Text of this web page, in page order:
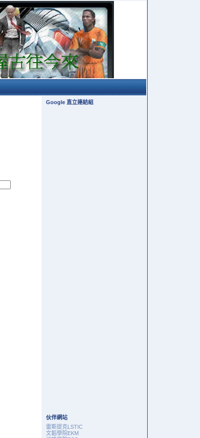
Google 直立連結組
伙伴網站
雷斯提克LSTIC
文韜學院EKM